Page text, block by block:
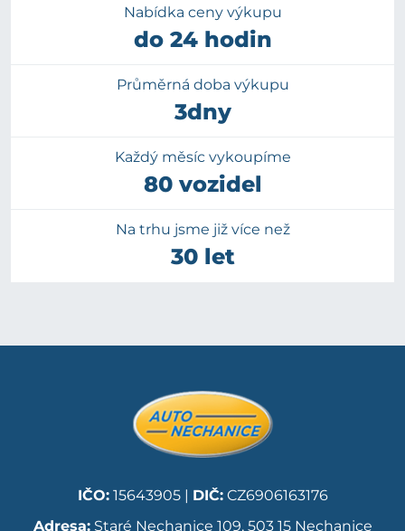
Nabídka ceny výkupu
do 24 hodin
Průměrná doba výkupu
3dny
Každý měsíc vykoupíme
80 vozidel
Na trhu jsme již více než
30 let
IČO:15643905 | DIČ:CZ6906163176
Adresa:Staré Nechanice 109, 503 15 Nechanice